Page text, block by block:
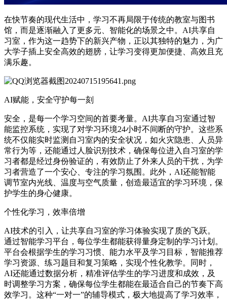
在快节奏的现代生活中，学习不再局限于传统的教室与图书
馆，而是逐渐融入了更多元、智能化的场景之中。AI共享自
习室，作为这一趋势下的新兴产物，正以其独特的魅力，为广
大学子插上安全高效的翅膀，让学习变得更加便捷、高效且充
满乐趣。
AI赋能，安全守护每一刻
安全，是每一个学习空间的首要考量。AI共享自习室通过智
能监控系统，实现了对学习环境24小时不间断的守护。这些系
统不仅能实时监测自习室内的安全状况，如火灾隐患、人员异
常行为等，还能通过人脸识别技术，确保每位进入自习室的学
习者都是经过身份验证的，有效防止了外来人员的干扰，为学
习者营造了一个安心、专注的学习氛围。此外，AI还能智能
调节室内光线、温度与空气质量，创造最适宜的学习环境，保
护学生的身心健康。
个性化学习，效率倍增
AI技术的引入，让共享自习室的学习体验实现了质的飞跃。
通过智能学习平台，每位学生都能获得量身定制的学习计划。
平台会根据学生的学习习惯、能力水平及学习目标，智能推荐
学习资源、练习题目和复习策略，实现个性化教学。同时，
AI还能通过数据分析，精准评估学生的学习进度和成效，及
时调整学习方案，确保每位学生都能在最适合自己的节奏下高
效学习。这种“一对一”的辅导模式，极大地提高了学习效率，